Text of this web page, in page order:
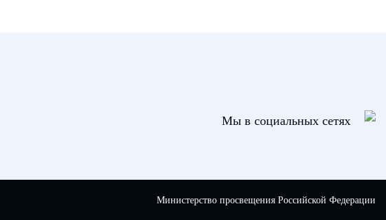
Мы в социальных сетях
Министерство просвещения Российской Федерации